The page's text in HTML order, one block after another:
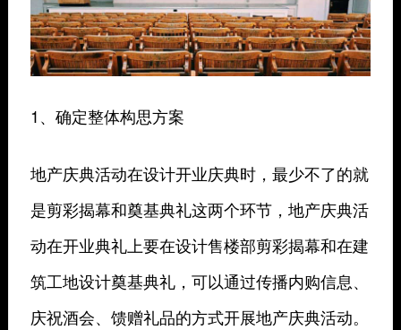
1、确定整体构思方案
地产庆典活动在设计开业庆典时，最少不了的就
是剪彩揭幕和奠基典礼这两个环节，地产庆典活
动在开业典礼上要在设计售楼部剪彩揭幕和在建
筑工地设计奠基典礼，可以通过传播内购信息、
庆祝酒会、馈赠礼品的方式开展地产庆典活动。